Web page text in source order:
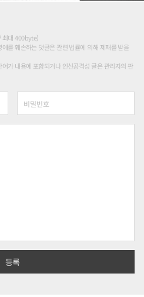
최대 400byte)
를 훼손하는 댓글은 관련 법률에 의해 제재를 받을
가 내용에 포함되거나 인신공격성 글은 관리자의 판